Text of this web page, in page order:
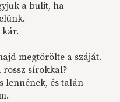
a bulit, ha
kár.
megtörölte a száját.
rossz sírokkal?
lennének, és talán